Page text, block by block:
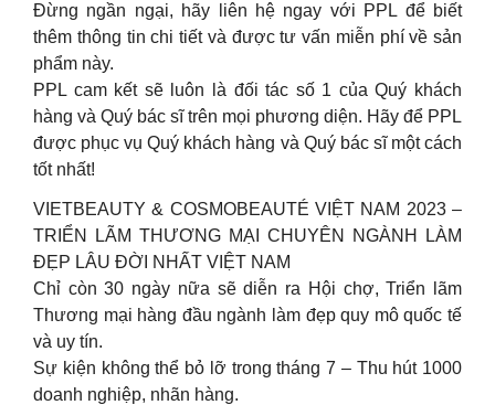
Đừng ngần ngại, hãy liên hệ ngay với PPL để biết
thêm thông tin chi tiết và được tư vấn miễn phí về sản
phẩm này.
PPL cam kết sẽ luôn là đối tác số 1 của Quý khách
hàng và Quý bác sĩ trên mọi phương diện. Hãy để PPL
được phục vụ Quý khách hàng và Quý bác sĩ một cách
tốt nhất!
VIETBEAUTY & COSMOBEAUTÉ VIỆT NAM 2023 –
TRIỂN LÃM THƯƠNG MẠI CHUYÊN NGÀNH LÀM
ĐẸP LÂU ĐỜI NHẤT VIỆT NAM
Chỉ còn 30 ngày nữa sẽ diễn ra Hội chợ, Triển lãm
Thương mại hàng đầu ngành làm đẹp quy mô quốc tế
và uy tín.
Sự kiện không thể bỏ lỡ trong tháng 7 – Thu hút 1000
doanh nghiệp, nhãn hàng.